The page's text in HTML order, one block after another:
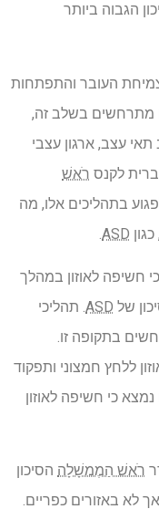
הגבוה ביותר
העובר והתפתחות
מתרחשים בשלב זה,
עצב, ארגון עצבי
לקנס רֹאשׁ
בתהליכים אלו, מה
ASD
חשיפה לאוזון במהלך
של ASD. תהליכי
בתקופה זו.
ללחץ חמצוני ותפקוד
נמצא כי חשיפה לאוזון
רֹאשׁ הַמֶמשָׁלָה הסיכון
לא באזורים כפריים.